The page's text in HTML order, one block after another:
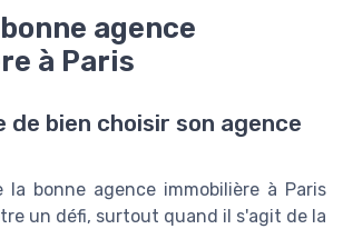
agence
à Paris
de bien choisir son agence
la bonne agence immobilière à Paris
un défi, surtout quand il s'agit de la